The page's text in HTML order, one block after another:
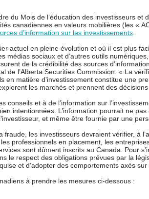
du Mois de l’éducation des investisseurs
canadiennes en valeurs mobilières (les «
d’information sur les investissements.
actuel en pleine évolution et où il est plus
médias sociaux et d’autres outils
de la crédibilité des sources
de l’Alberta Securities Commission. « La
en matière d’investissement constitue une
les marchés et prennent des décisions
conseils et à de l’information sur
intentionnées. L’information pourrait ne
et même être fournie par une
fraude, les investisseurs devraient vérifier, à
professionnels en placement, les
sont dûment inscrits au Canada. Pour
le respect des obligations prévues par la
et d’adopter des comportements axés sur
à prendre les mesures ci-dessous :